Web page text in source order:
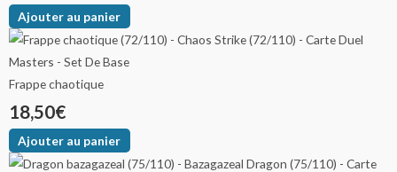
Ajouter au panier
Frappe chaotique
18,50€
Ajouter au panier